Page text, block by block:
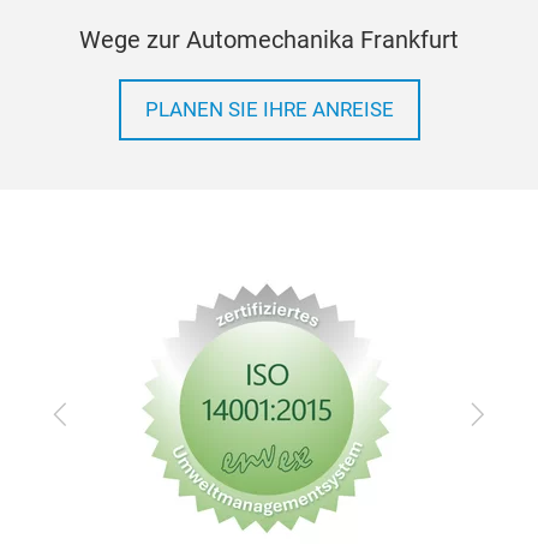
Wege zur Automechanika Frankfurt
PLANEN SIE IHRE ANREISE
Zurück Vor